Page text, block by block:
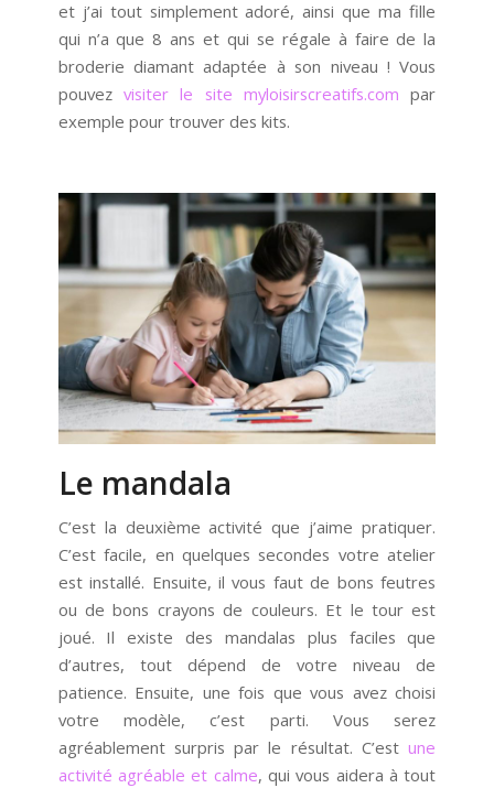
et j’ai tout simplement adoré, ainsi que ma fille
qui n’a que 8 ans et qui se régale à faire de la
broderie diamant adaptée à son niveau ! Vous
pouvez visiter le site myloisirscreatifs.com par
exemple pour trouver des kits.
Le mandala
C’est la deuxième activité que j’aime pratiquer.
C’est facile, en quelques secondes votre atelier
est installé. Ensuite, il vous faut de bons feutres
ou de bons crayons de couleurs. Et le tour est
joué. Il existe des mandalas plus faciles que
d’autres, tout dépend de votre niveau de
patience. Ensuite, une fois que vous avez choisi
votre modèle, c’est parti. Vous serez
agréablement surpris par le résultat. C’estune
activité agréable et calme, qui vous aidera à tout